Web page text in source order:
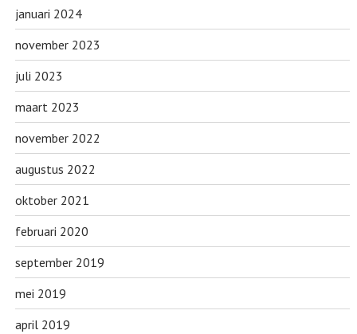
januari 2024
november 2023
juli 2023
maart 2023
november 2022
augustus 2022
oktober 2021
februari 2020
september 2019
mei 2019
april 2019